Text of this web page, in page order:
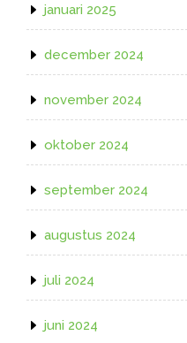
januari 2025
december 2024
november 2024
oktober 2024
september 2024
augustus 2024
juli 2024
juni 2024